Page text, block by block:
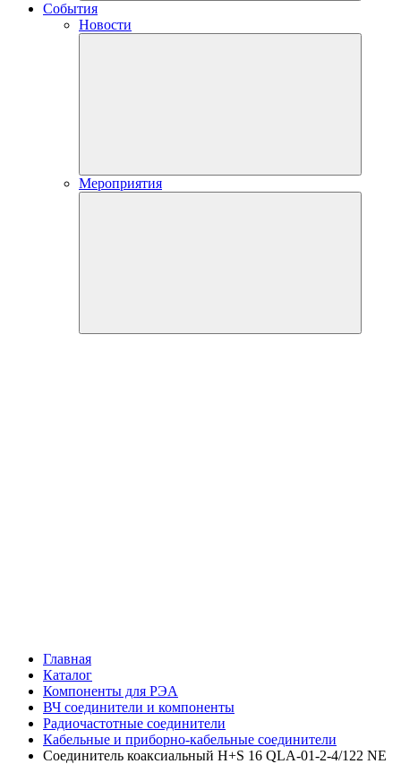
События
Новости
Мероприятия
Главная
Каталог
Компоненты для РЭА
ВЧ соединители и компоненты
Радиочастотные соединители
Кабельные и приборно-кабельные соединители
Соединитель коаксиальный H+S 16 QLA-01-2-4/122 NE